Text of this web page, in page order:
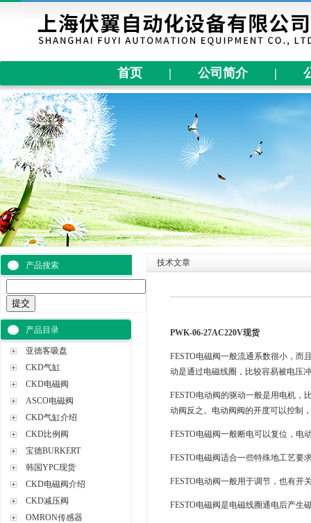
首页 | 公司简介 |
产品搜索
产品目录
亚德客吸盘
CKD气缸
CKD电磁阀
ASCO电磁阀
CKD气缸介绍
CKD比例阀
宝德BURKERT
韩国YPC现货
CKD电磁阀介绍
CKD减压阀
OMRON传感器
技术文章
PWK-06-27AC220V现货
FESTO电磁阀一般流通系数很小，而
动是通过电磁线圈，比较容易被电压
FESTO电动阀的驱动一般是用电机，
动阀反之。电动阀阀的开度可以控制
FESTO电磁阀一般断电可以复位，电
FESTO电磁阀适合一些特殊地工艺要
FESTO电动阀一般用于调节，也有开
FESTO电磁阀是电磁线圈通电后产生